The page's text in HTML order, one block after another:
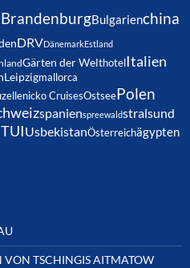
BrandenburgBulgarienchina
DRVDänemarkEstland
Gärten der Welthotel Italien
Leipzigmallorca
nicko CruisesOstseePolen
spanienspreewaldstralsund
TUIUsbekistanÖsterreichägypten
VON TSCHINGIS AITMATOW